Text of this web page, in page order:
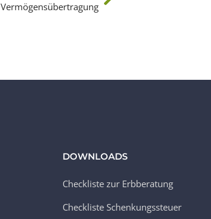
Vermögensübertragung
DOWNLOADS
Checkliste zur Erbberatung
Checkliste Schenkungssteuer